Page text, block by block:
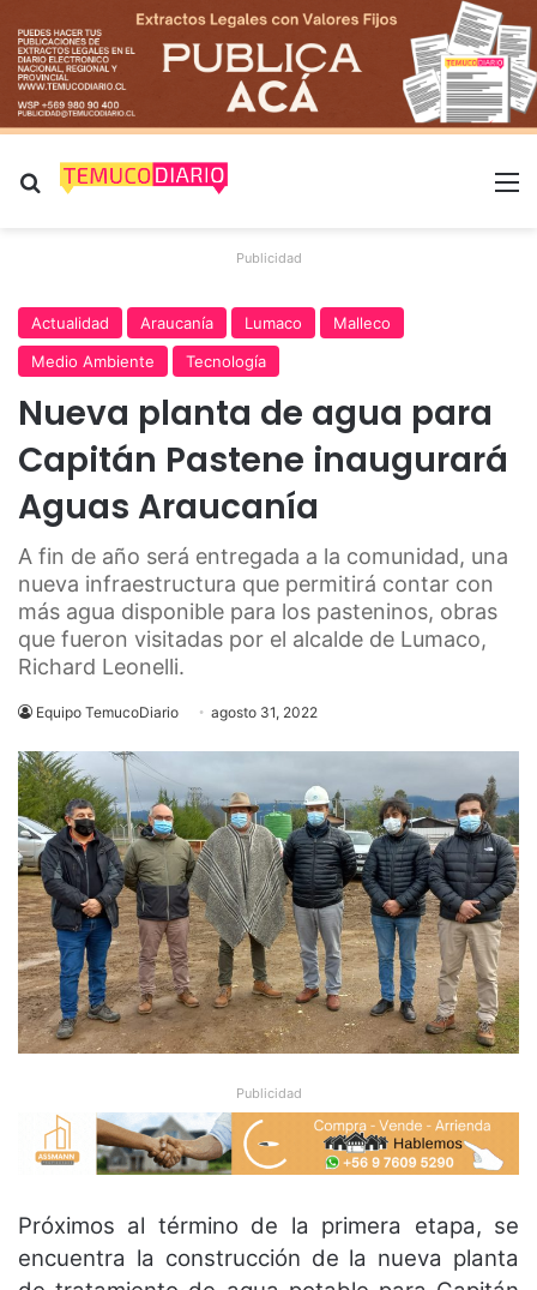
Buscar por
Publicidad
Actualidad Araucanía Lumaco
Malleco
Medio Ambiente
Tecnología
Nueva planta de agua para
Capitán Pastene inaugurará
Aguas Araucanía
A fin de año será entregada a la comunidad, una
nueva infraestructura que permitirá contar con
más agua disponible para los pasteninos, obras
que fueron visitadas por el alcalde de Lumaco,
Richard Leonelli.
Equipo TemucoDiario agosto 31, 2022
Publicidad
Próximos al término de la primera etapa, se
encuentra la construcción de la nueva planta